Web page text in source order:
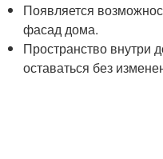
Появляется
фасад дома.
Пространство внутри
оставаться без